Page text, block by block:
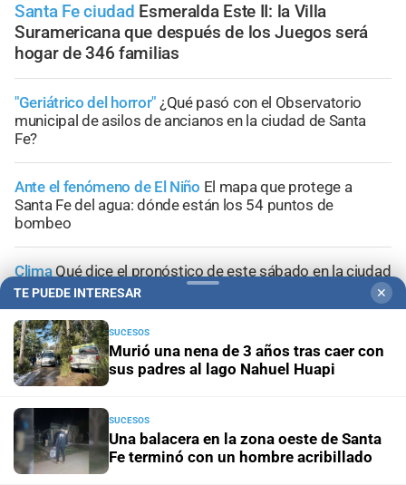
Santa Fe ciudad Esmeralda Este II: la Villa
Suramericana que después de los Juegos será
hogar de 346 familias
"Geriátrico del horror" ¿Qué pasó con el Observatorio
municipal de asilos de ancianos en la ciudad de Santa
Fe?
Ante el fenómeno de El Niño El mapa que protege a
Santa Fe del agua: dónde están los 54 puntos de
bombeo
ClimaQué dice el pronóstico de este sábado en la ciudad
de Santa Fe
Gestión de RiesgoFenómeno El Niño: así es el portal
informativo que lanzó la ciudad de Santa Fe
+Sucesos
TE PUEDE INTERESAR ✕
SUCESOS
Murió una nena de 3 años tras caer con
sus padres al lago Nahuel Huapi
SUCESOS
Una balacera en la zona oeste de Santa
Fe terminó con un hombre acribillado